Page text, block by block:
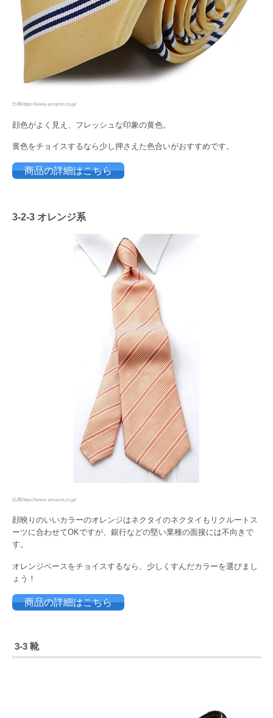
出典https://www.amazon.co.jp/
顔色がよく見え、フレッシュな印象の黄色。
黄色をチョイスするなら少し押さえた色合いがおすすめです。
商品の詳細はこちら
3-2-3 オレンジ系
出典https://www.amazon.co.jp/
顔映りのいいカラーのオレンジはネクタイのネクタイもリクルートス
ーツに合わせてOKですが、銀行などの堅い業種の面接には不向きで
す。
オレンジベースをチョイスするなら、少しくすんだカラーを選びまし
ょう！
商品の詳細はこちら
3-3 靴